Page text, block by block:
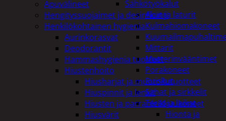
Sähkötyökalut
Akut ja laturit
Kulmahiomakoneet
Mittarit
Mutterinvääntimet
Porakoneet
Ruiskut
Sahat ja sirkkelit
Terät ja laikat
Hionta ja
Apuvälineet
Hengityssuojaimet ja desinfiointi
Henkilökohtainen hygienia
Aurinkorasvat
Deodorantit
Hammashygienia tuotteet
Hiustenhoito
Hiusharjat ja muotoilutuotteet
Hiuspinnit ja lenkit
Hiusten ja parranleikkuukoneet
Hiusvärit